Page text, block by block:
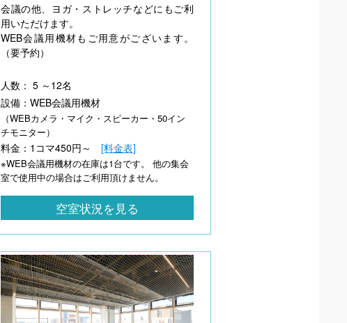
会議の他、ヨガ・ストレッチなどにもご利
用いただけます。
WEB会議用機材もご用意がございます。
（要予約）
人数： 5 ～12名
設備：WEB会議用機材
（WEBカメラ・マイク・スピーカー・50イン
チモニター）
料金：1コマ450円～ [料金表]
※WEB会議用機材の在庫は1台です。 他の集会
室で使用中の場合はご利用頂けません。
空室状況を見る